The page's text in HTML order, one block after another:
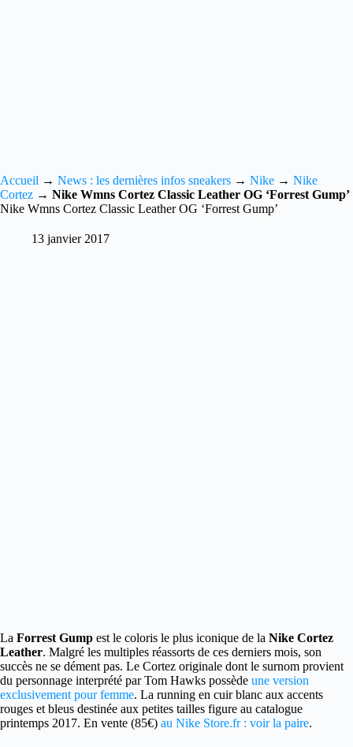
Accueil → News : les dernières infos sneakers → Nike → Nike
Cortez → Nike Wmns Cortez Classic Leather OG ‘Forrest Gump’
Nike Wmns Cortez Classic Leather OG ‘Forrest Gump’
13 janvier 2017
La Forrest Gump est le coloris le plus iconique de la Nike Cortez
Leather. Malgré les multiples réassorts de ces derniers mois, son
succès ne se dément pas. Le Cortez originale dont le surnom provient
du personnage interprété par Tom Hawks possède une version
exclusivement pour femme. La running en cuir blanc aux accents
rouges et bleus destinée aux petites tailles figure au catalogue
printemps 2017. En vente (85€) au Nike Store.fr : voir la paire.